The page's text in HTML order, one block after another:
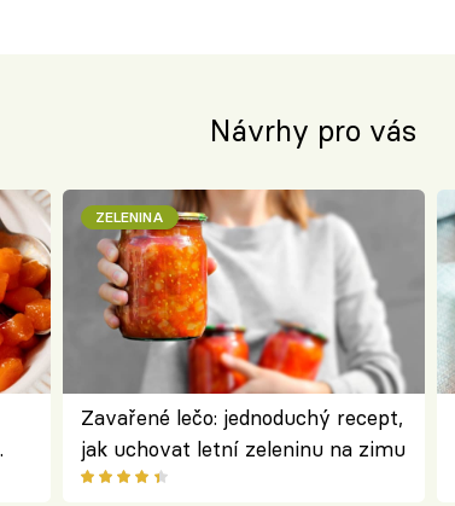
Návrhy pro vás
ZELENINA
Zavařené lečo: jednoduchý recept,
jak uchovat letní zeleninu na zimu